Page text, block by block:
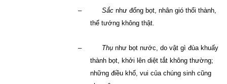
– Sắc như đống bọt, nhân gió thổi thành,
thể tướng không thật.
– Thụ như bọt nước, do vật gì đùa khuấy
thành bọt, khởi lên diệt tắt không thường;
những điều khổ, vui của chúng sinh cũng